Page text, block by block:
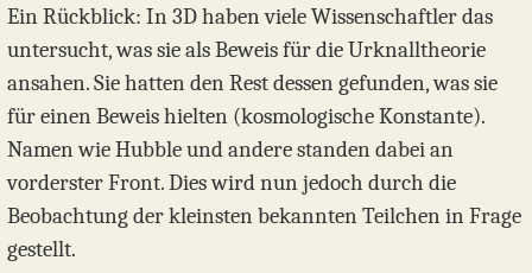
Ein Rückblick: In 3D haben viele Wissenschaftler das
untersucht, was sie als Beweis für die Urknalltheorie
ansahen. Sie hatten den Rest dessen gefunden, was sie
für einen Beweis hielten (kosmologische Konstante).
Namen wie Hubble und andere standen dabei an
vorderster Front. Dies wird nun jedoch durch die
Beobachtung der kleinsten bekannten Teilchen in Frage
gestellt.